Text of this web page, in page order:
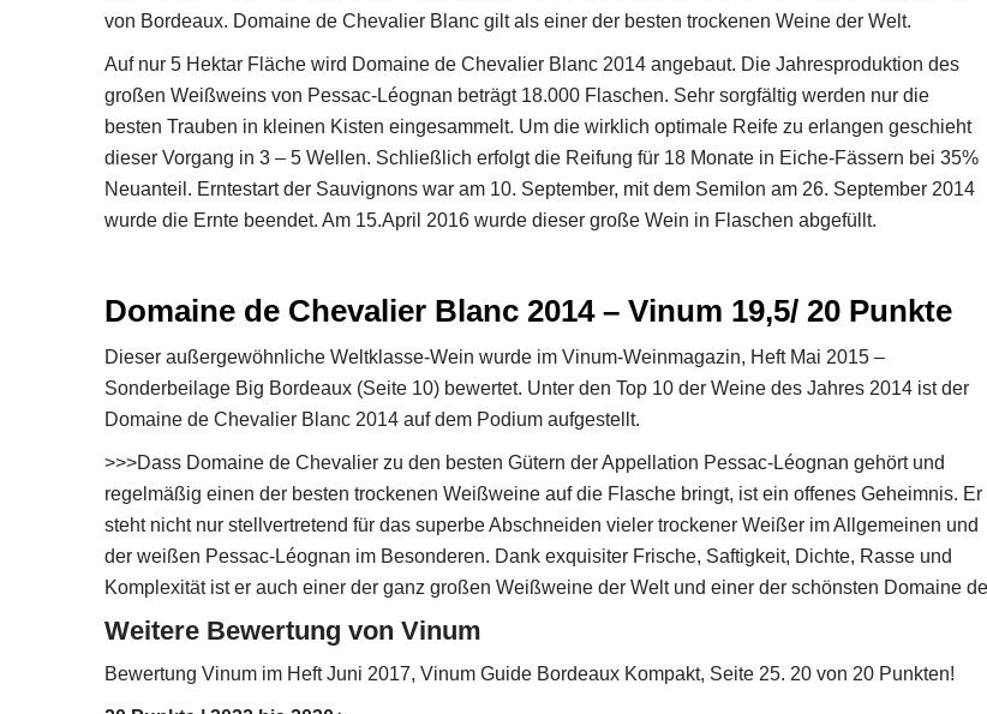
von Bordeaux. Domaine de Chevalier Blanc gilt als einer der besten trockenen Weine der Welt.
Auf nur 5 Hektar Fläche wird Domaine de Chevalier Blanc 2014 angebaut. Die Jahresproduktion des
großen Weißweins von Pessac-Léognan beträgt 18.000 Flaschen. Sehr sorgfältig werden nur die
besten Trauben in kleinen Kisten eingesammelt. Um die wirklich optimale Reife zu erlangen geschieht
dieser Vorgang in 3 – 5 Wellen. Schließlich erfolgt die Reifung für 18 Monate in Eiche-Fässern bei 35%
Neuanteil. Erntestart der Sauvignons war am 10. September, mit dem Semilon am 26. September 2014
wurde die Ernte beendet. Am 15.April 2016 wurde dieser große Wein in Flaschen abgefüllt.
Domaine de Chevalier Blanc 2014 – Vinum 19,5/ 20 Punkte
Dieser außergewöhnliche Weltklasse-Wein wurde im Vinum-Weinmagazin, Heft Mai 2015 –
Sonderbeilage Big Bordeaux (Seite 10) bewertet. Unter den Top 10 der Weine des Jahres 2014 ist der
Domaine de Chevalier Blanc 2014 auf dem Podium aufgestellt.
>>>Dass Domaine de Chevalier zu den besten Gütern der Appellation Pessac-Léognan gehört und
regelmäßig einen der besten trockenen Weißweine auf die Flasche bringt, ist ein offenes Geheimnis. Er
steht nicht nur stellvertretend für das superbe Abschneiden vieler trockener Weißer im Allgemeinen und
der weißen Pessac-Léognan im Besonderen. Dank exquisiter Frische, Saftigkeit, Dichte, Rasse und
Komplexität ist er auch einer der ganz großen Weißweine der Welt und einer der schönsten Domaine
Weitere Bewertung von Vinum
Bewertung Vinum im Heft Juni 2017, Vinum Guide Bordeaux Kompakt, Seite 25. 20 von 20 Punkten!